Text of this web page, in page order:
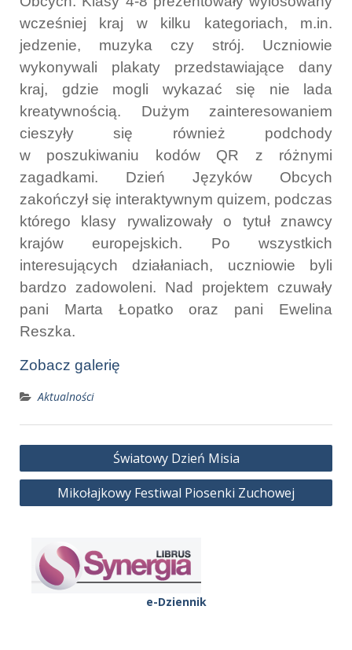
wcześniej kraj w kilku kategoriach, m.in.
jedzenie, muzyka czy strój. Uczniowie
wykonywali plakaty przedstawiające dany
kraj, gdzie mogli wykazać się nie lada
kreatywnością. Dużym zainteresowaniem
cieszyły się również podchody
w poszukiwaniu kodów QR z różnymi
zagadkami. Dzień Języków Obcych
zakończył się interaktywnym quizem, podczas
którego klasy rywalizowały o tytuł znawcy
krajów europejskich. Po wszystkich
interesujących działaniach, uczniowie byli
bardzo zadowoleni. Nad projektem czuwały
pani Marta Łopatko oraz pani Ewelina
Reszka.
Zobacz galerię
Aktualności
Nawigacja
wpisu
Światowy Dzień Misia
Mikołajkowy Festiwal Piosenki Zuchowej
e-Dziennik